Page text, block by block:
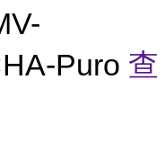
Puro 查